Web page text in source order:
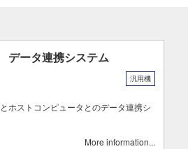
ータ連携システム
汎用機
ホストコンピュータとのデータ連携シ
More information